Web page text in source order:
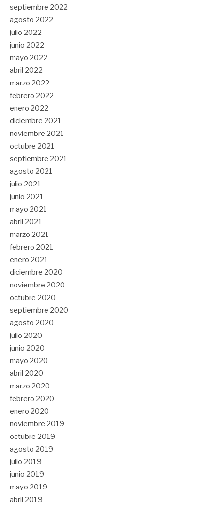
septiembre 2022
agosto 2022
julio 2022
junio 2022
mayo 2022
abril 2022
marzo 2022
febrero 2022
enero 2022
diciembre 2021
noviembre 2021
octubre 2021
septiembre 2021
agosto 2021
julio 2021
junio 2021
mayo 2021
abril 2021
marzo 2021
febrero 2021
enero 2021
diciembre 2020
noviembre 2020
octubre 2020
septiembre 2020
agosto 2020
julio 2020
junio 2020
mayo 2020
abril 2020
marzo 2020
febrero 2020
enero 2020
noviembre 2019
octubre 2019
agosto 2019
julio 2019
junio 2019
mayo 2019
abril 2019